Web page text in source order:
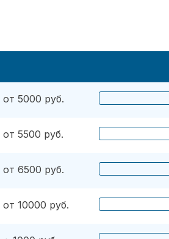
от 5000 руб.
от 5500 руб.
от 6500 руб.
от 10000 руб.